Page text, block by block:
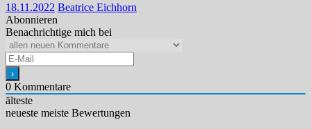
18.11.2022 Beatrice Eichhorn
Abonnieren
Benachrichtige mich bei
0 Kommentare
älteste
neueste meiste Bewertungen